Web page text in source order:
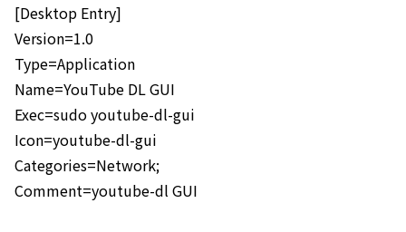
[Desktop Entry]
Version=1.0
Type=Application
Name=YouTube DL GUI
Exec=sudo youtube-dl-gui
Icon=youtube-dl-gui
Categories=Network;
Comment=youtube-dl GUI